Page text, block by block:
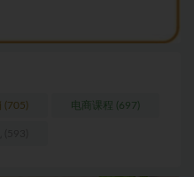
(705) 电商课程 (697)